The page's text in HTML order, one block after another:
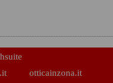
otticainzona.it